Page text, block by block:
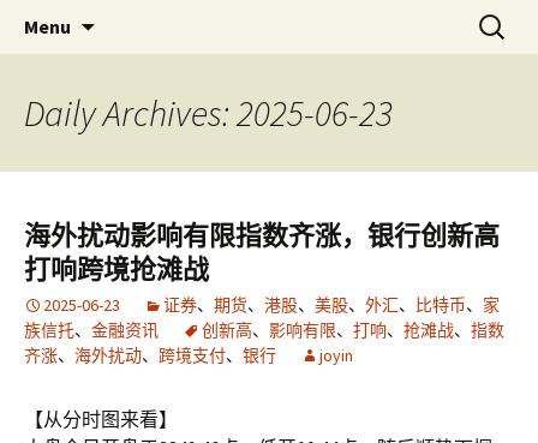
金易网 ｜ 精确严谨比较多空，
联衡辨析把握节奏，计算－－为
了无法计算的价值！
金易网
Menu
搜
索：
Daily Archives: 2025-06-23
海外扰动影响有限指数齐涨，银行创新高
打响跨境抢滩战
2025-06-23 证券、 期货、 港股、 美股、 外汇、 比特币、 家
族信托、 金融资讯 创新高、 影响有限、 打响、 抢滩战、 指数
齐涨、 海外扰动、 跨境支付、 银行 joyin
【从分时图来看】